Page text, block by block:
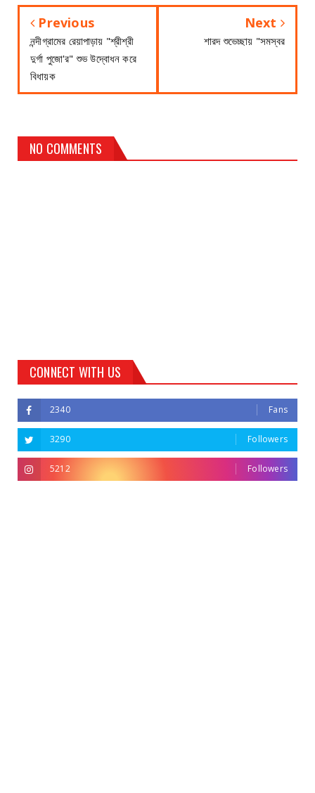
Previous
নন্দীগ্রামের রেয়াপাড়ায় "শ্রীশ্রী
দুর্গা পুজো'র" শুভ উদ্বোধন করে
বিধায়ক
Next
শারদ শুভেচ্ছায় "সমস্বর
NO COMMENTS
CONNECT WITH US
2340 Fans
3290 Followers
5212 Followers